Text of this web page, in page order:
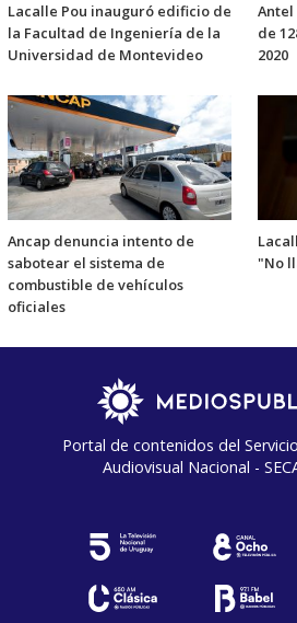
Lacalle Pou inauguró edificio de
la Facultad de Ingeniería de la
Universidad de Montevideo
de
2020
Ancap denuncia intento de
sabotear el sistema de
combustible de vehículos
oficiales
"No
Portal de contenidos del
Audiovisual Nacional -